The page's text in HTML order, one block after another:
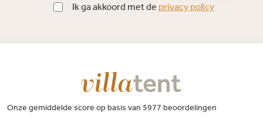
Ik ga akkoord met de privacy policy
Onze gemiddelde score op basis van 5977 beoordelingen